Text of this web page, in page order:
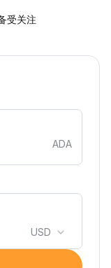
受关注
ADA
USD